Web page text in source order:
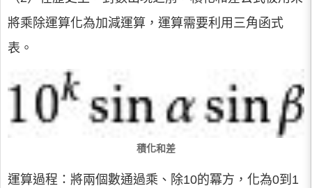
將乘除運算化為加減運算，運算需要利用三角函式
表。
積化和差
運算過程：將兩個數通過乘、除10的冪方，化為0到1